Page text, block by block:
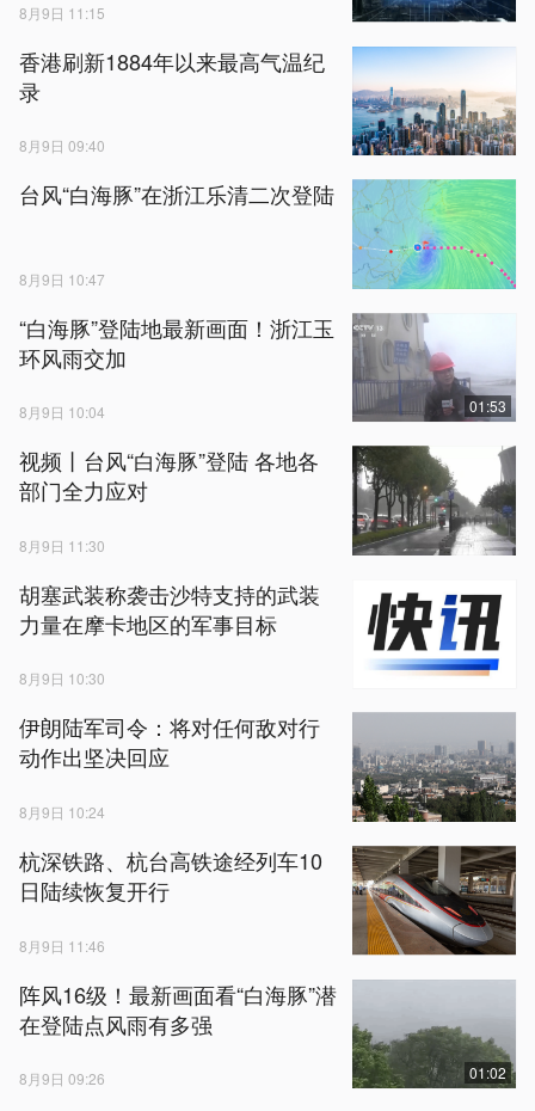
8月9日 11:15
香港刷新1884年以来最高气温纪
录
8月9日 09:40
台风“白海豚”在浙江乐清二次登陆
8月9日 10:47
“白海豚”登陆地最新画面！浙江玉
环风雨交加
8月9日 10:04 01:53
视频丨台风“白海豚”登陆 各地各
部门全力应对
8月9日 11:30
胡塞武装称袭击沙特支持的武装
力量在摩卡地区的军事目标
8月9日 10:30
伊朗陆军司令：将对任何敌对行
动作出坚决回应
8月9日 10:24
杭深铁路、杭台高铁途经列车10
日陆续恢复开行
8月9日 11:46
阵风16级！最新画面看“白海豚”潜
在登陆点风雨有多强
8月9日 09:26 01:02